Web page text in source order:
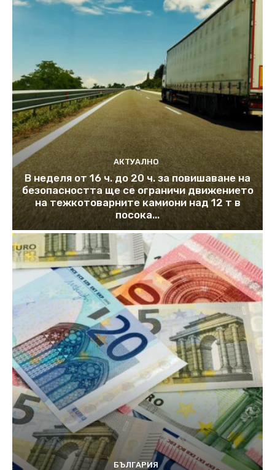
АКТУАЛНО
В неделя от 16 ч. до 20 ч. за повишаване на
безопасността ще се ограничи движението
на тежкотоварните камиони над 12 т в
посока...
БЪЛГАРИЯ